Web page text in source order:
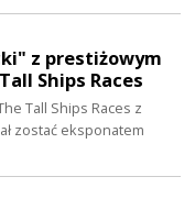
z prestiżowym
Ships Races
Tall Ships Races z
zostać eksponatem